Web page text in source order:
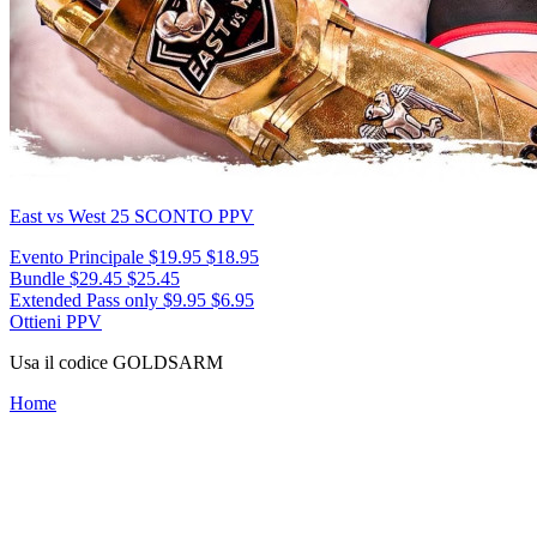
East vs West 25 SCONTO PPV
Evento Principale $19.95 $18.95
Bundle $29.45 $25.45
Extended Pass only $9.95 $6.95
Ottieni PPV
Usa il codice GOLDSARM
Home